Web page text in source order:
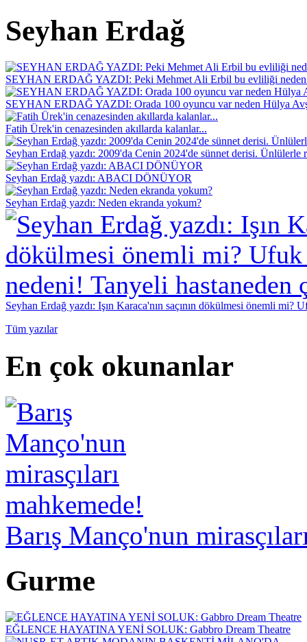
Seyhan Erdağ
SEYHAN ERDAĞ YAZDI: Peki Mehmet Ali Erbil bu evliliği neden
SEYHAN ERDAĞ YAZDI: Orada 100 oyuncu var neden Hülya
Fatih Ürek'in cenazesinden akıllarda kalanlar...
Seyhan Erdağ yazdı: 2009'da Cenin 2024'de sünnet derisi.
Seyhan Erdağ yazdı: ABACI DÖNÜYOR
Seyhan Erdağ yazdı: Neden ekranda yokum?
Seyhan Erdağ yazdı: Işın Karaca'nın saçının dökülmesi önemli mi?
Tüm yazılar
En çok okunanlar
Barış Manço'nun
Gurme
EĞLENCE HAYATINA YENİ SOLUK: Gabbro Dream Theatre